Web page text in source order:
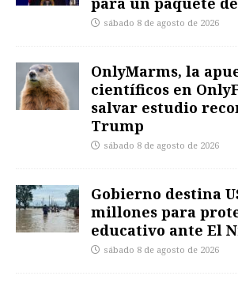
sábado 8 de agosto de 2026
OnlyMarms, la
científicos en
salvar estudio
Trump
sábado 8 de agosto de 2026
Gobierno destina
millones para
educativo ante El
sábado 8 de agosto de 2026